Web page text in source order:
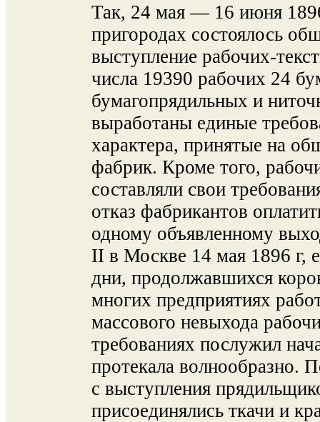
Так, 24 мая — 16 июня
пригородах состоялось
выступление рабочих-
числа 19390 рабочих 24
бумагопрядильных и
выработаны единые
характера, принятые на
фабрик. Кроме того,
составляли свои
отказ фабрикантов
одному объявленному
II в Москве 14 мая 1896 г,
дни, продолжавшихся
многих предприятиях
массового невыхода
требованиях послужил
протекала волнообразно.
с выступления
присоединялись ткачи и